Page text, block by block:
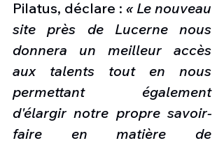
Pilatus, déclare : « Le nouveau
site près de Lucerne nous
donnera un meilleur accès
aux talents tout en nous
permettant également
d'élargir notre propre savoir-
faire en matière de